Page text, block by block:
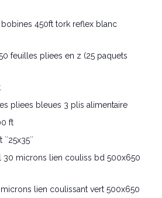
450ft tork reflex blanc
feuilles pliees en z (25 paquets
pliees bleues 3 plis alimentaire
ft
30 microns lien couliss bd 500x650
lien coulissant vert 500x650